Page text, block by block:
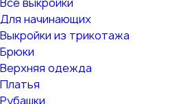
Для начинающих
Выкройки из трикотажа
Брюки
Верхняя одежда
Платья
Рубашки